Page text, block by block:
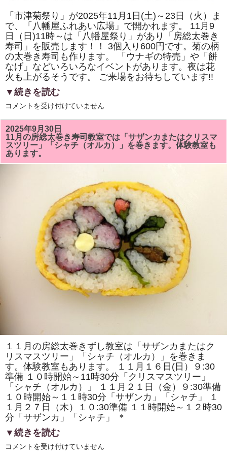
「市津菊祭り」が2025年11月1日(土)～23日（火）ま
で、「八幡屋ふれあい広場」で開かれます。 11月9
日（日)11時～は「八幡屋祭り」があり「房総太巻き
寿司」を販売します！！ 3個入り600円です。菊の柄
の太巻き寿司も作ります。 「ウナギの特売」や「餅
なげ」などいろいろなイベントがあります。夜は花
火も上がるそうです。 ご来場をお待ちしています!!
▼続きを読む
2025
11
月
9
日
（日)
の
「市
は
コメントを受け付けていません
2025年9月30日
11月の房総太巻き寿司教室では「サザンカまたはクリスマ
スツリー」「シャチ（オルカ）」を巻きます。体験教室も
あります。
１１月の房総太巻きずし教室は「サザンカまたはク
リスマスツリー」「シャチ（オルカ）」を巻きま
す。体験教室もあります。 １１月１６日(日）９:30
準備 １０時開始～11時30分「クリスマスツリー」
「シャチ（オルカ）」 １１月２１日（金）９:30準備
１０時開始～１１時30分「サザンカ」「シャチ」 １
１月２７日（木）１０:30準備 １１時開始～１２時30
分「サザンカ」「シャチ」 ＊
▼続きを読む
11
コメントを受け付けていません